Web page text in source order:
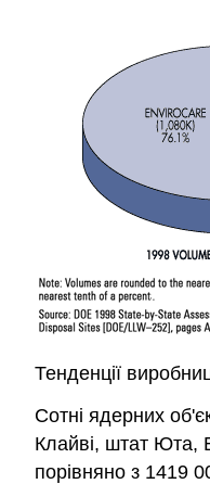
Тенденції
Сотні ядерних
Клайві, штат Юта,
порівняно з 1419